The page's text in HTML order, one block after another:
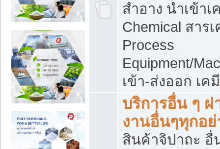
สำอาง นำเข้
Chemical สาร
Process
Equipment/
เข้า-ส่งออก เ
บริการอื่น ๆ
งานอื่นๆทุกอ
สินค้าจิปาถะ อื่